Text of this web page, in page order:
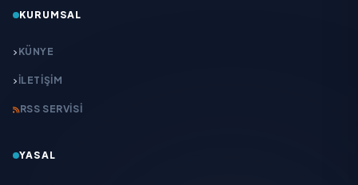
KURUMSAL
KÜNYE
İLETIŞIM
RSS SERVISI
YASAL